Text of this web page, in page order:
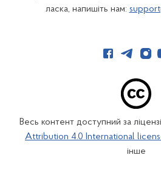
ласка, напишіть нам:
Весь контент доступний за
Attribution 4.0 International
інше